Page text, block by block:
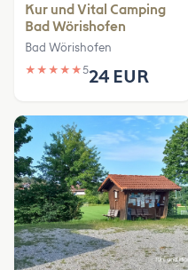
Kur und Vital Camping
Bad Wörishofen
Bad Wörishofen
★ ★ ★ ★ ★524 EUR